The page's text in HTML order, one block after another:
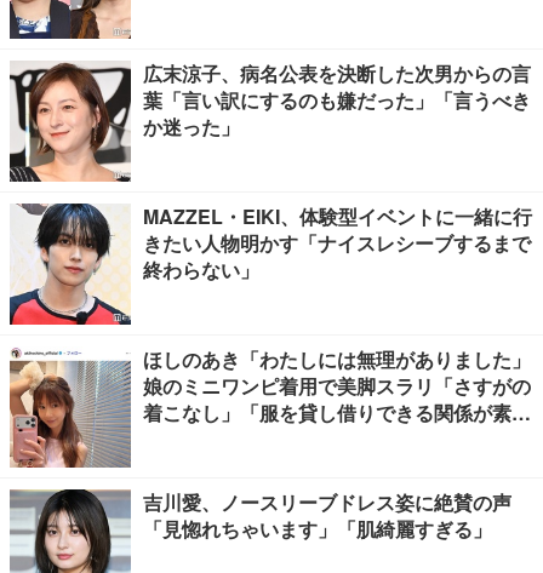
広末涼子、病名公表を決断した次男からの言
葉「言い訳にするのも嫌だった」「言うべき
か迷った」
MAZZEL・EIKI、体験型イベントに一緒に行
きたい人物明かす「ナイスレシーブするまで
終わらない」
ほしのあき「わたしには無理がありました」
娘のミニワンピ着用で美脚スラリ「さすがの
着こなし」「服を貸し借りできる関係が素
吉川愛、ノースリーブドレス姿に絶賛の声
「見惚れちゃいます」「肌綺麗すぎる」